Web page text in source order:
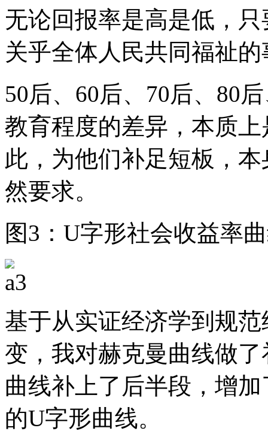
无论回报率是高是低，
关乎全体人民共同福祉
50后、60后、70后、80
教育程度的差异，本质
此，为他们补足短板，
然要求。
图3：U字形社会收益率
基于从实证经济学到规
变，我对赫克曼曲线做
曲线补上了后半段，增
的U字形曲线。